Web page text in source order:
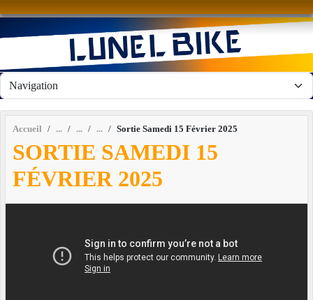
Accueil Sortie Samedi 15 Février 2025
SORTIE SAMEDI 15
FÉVRIER 2025